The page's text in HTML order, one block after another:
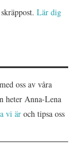
Lär dig
oss av våra
heter Anna-Lena
vi är och tipsa oss